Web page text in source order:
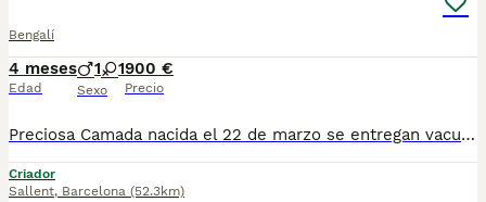
Bengalí
4 meses
Edad
1 1
Sexo
900 €
Precio
Preciosa Camada nacida el 22 de marzo se entregan vacunados, desparasitado, revisión veterinaria, cartilla y chip y pedigrí. Se pueden ver sin ningún compromiso para más información. Contacte conmigo. Gracias
Criador
Sallent, Barcelona (52.3km)